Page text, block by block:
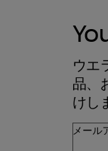
ウエ
品、
けし
メール